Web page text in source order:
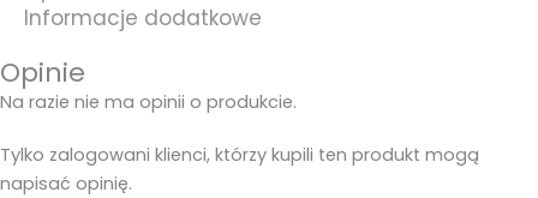
Informacje dodatkowe
Opinie
Na razie nie ma opinii o produkcie.
Tylko zalogowani klienci, którzy kupili ten produkt mogą
napisać opinię.